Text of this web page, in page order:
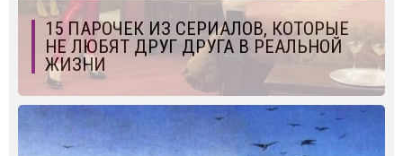
15 ПАРОЧЕК ИЗ СЕРИАЛОВ, КОТОРЫЕ
НЕ ЛЮБЯТ ДРУГ ДРУГА В РЕАЛЬНОЙ
ЖИЗНИ